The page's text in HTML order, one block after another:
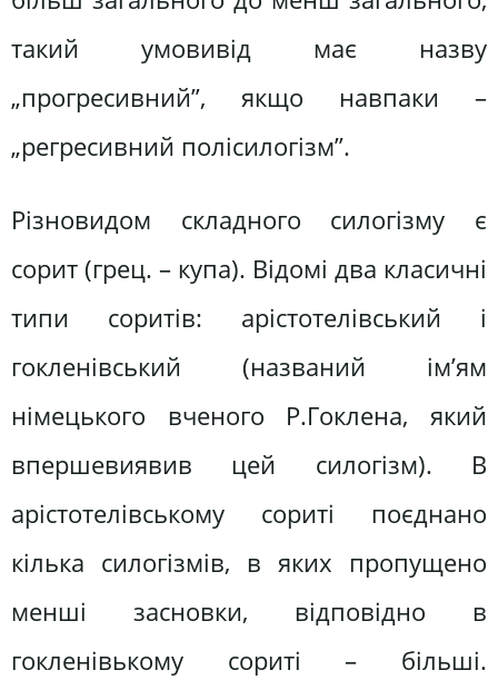
такий умовивід має назву
„прогресивний”, якщо навпаки –
„регресивний полісилогізм”.
Різновидом складного силогізму є
сорит (грец. – купа). Відомі два класичні
типи соритів: арістотелівський і
гокленівський (названий ім’ям
німецького вченого Р.Гоклена, який
впершeвиявив цей силогізм). В
арістотелівському сориті поєднано
кілька силогізмів, в яких пропущено
менші засновки, відповідно в
гокленівькому сориті – більші.